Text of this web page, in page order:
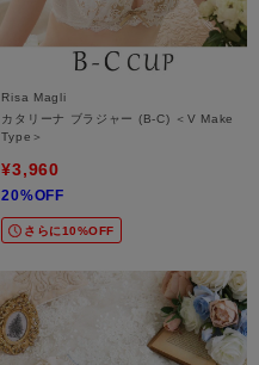
Risa Magli
カタリーナ ブラジャー (B-C) ＜V Make
Type＞
¥3,960
20%OFF
さらに10%OFF